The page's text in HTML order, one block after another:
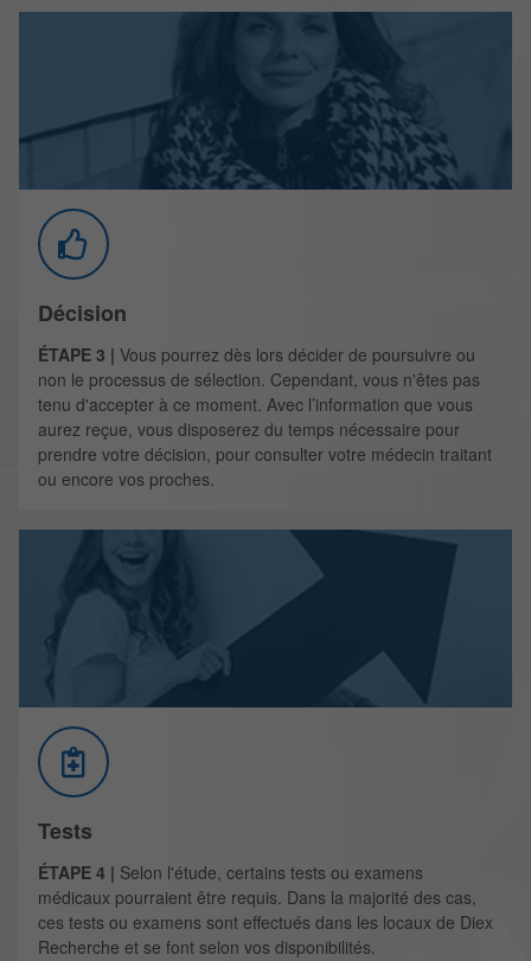
Décision
ÉTAPE 3 | Vous pourrez dès lors décider de poursuivre ou
non le processus de sélection. Cependant, vous n'êtes pas
tenu d'accepter à ce moment. Avec l’information que vous
aurez reçue, vous disposerez du temps nécessaire pour
prendre votre décision, pour consulter votre médecin traitant
ou encore vos proches.
Tests
ÉTAPE 4 | Selon l'étude, certains tests ou examens
médicaux pourraient être requis. Dans la majorité des cas,
ces tests ou examens sont effectués dans les locaux de Diex
Recherche et se font selon vos disponibilités.